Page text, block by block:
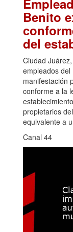
Benito
del
Ciudad
empleados del
manifestación
conforme a la
propietarios
equivalente a
Canal 44